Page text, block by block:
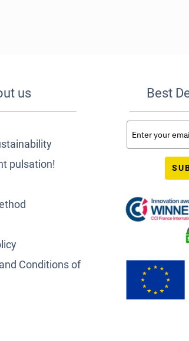
us
pulsation!
Conditions of
Best